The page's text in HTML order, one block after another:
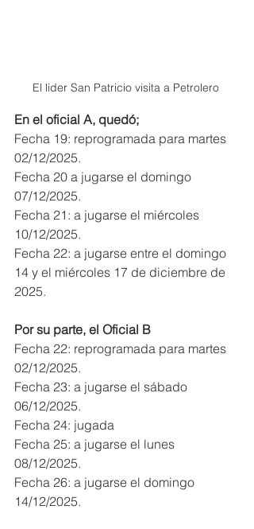
El lider San Patricio visita a Petrolero
En el oficial A, quedó;
Fecha 19: reprogramada para martes
02/12/2025.
Fecha 20 a jugarse el domingo
07/12/2025.
Fecha 21: a jugarse el miércoles
10/12/2025.
Fecha 22: a jugarse entre el domingo
14 y el miércoles 17 de diciembre de
2025.
Por su parte, el Oficial B
Fecha 22: reprogramada para martes
02/12/2025.
Fecha 23: a jugarse el sábado
06/12/2025.
Fecha 24: jugada
Fecha 25: a jugarse el lunes
08/12/2025.
Fecha 26: a jugarse el domingo
14/12/2025.